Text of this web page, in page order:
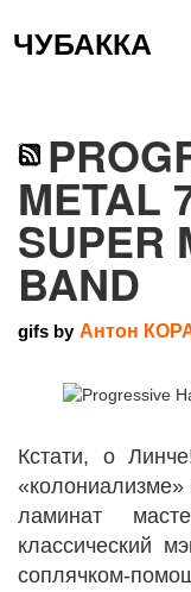
ЧУБАККА
METAL
SUPER
BAND
gifs by Антон
Кстати, о
ламинат
классический
соплячком-